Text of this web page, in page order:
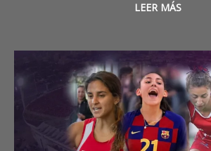
LEER MÁS